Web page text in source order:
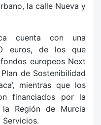
la calle Nueva y
cuenta con una
euros, de los que
europeos Next
de Sostenibilidad
mientras que los
financiados por la
Región de Murcia
Servicios.